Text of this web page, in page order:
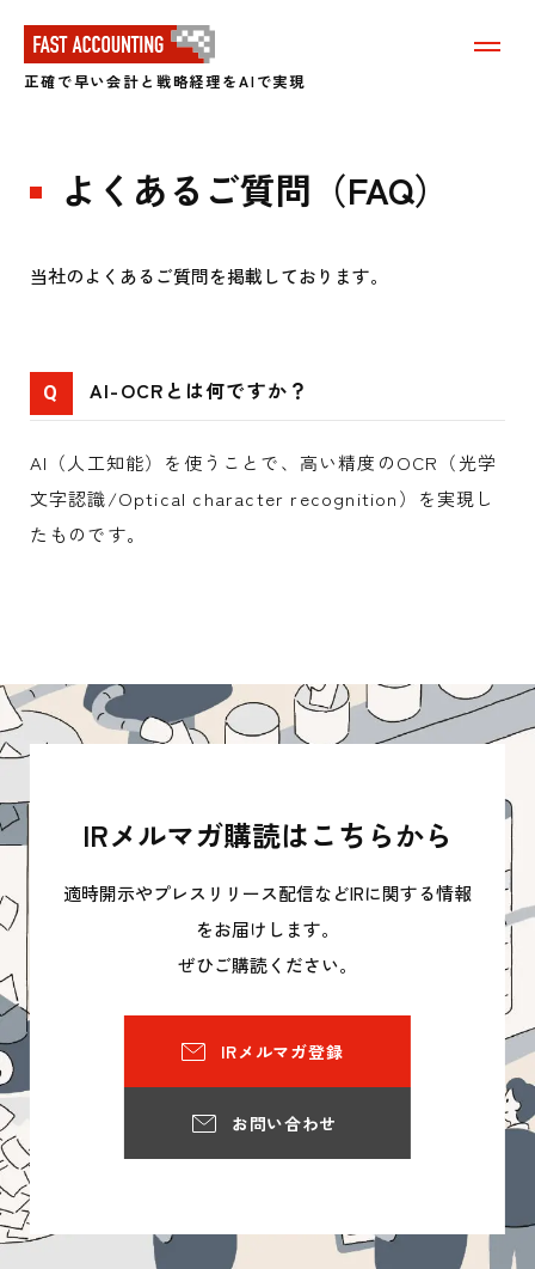
正確で早い会計と戦略経理をAIで実現
メ
よくあるご質問（FAQ）
当社のよくあるご質問を掲載しております。
Q AI-OCRとは何ですか？
AI（人工知能）を使うことで、高い精度のOCR（光学
文字認識/Optical character recognition）を実現し
たものです。
IRメルマガ購読はこちらから
適時開示やプレスリリース配信などIRに関する情報
をお届けします。
ぜひご購読ください。
お問い合わせ
IRメルマガ登録